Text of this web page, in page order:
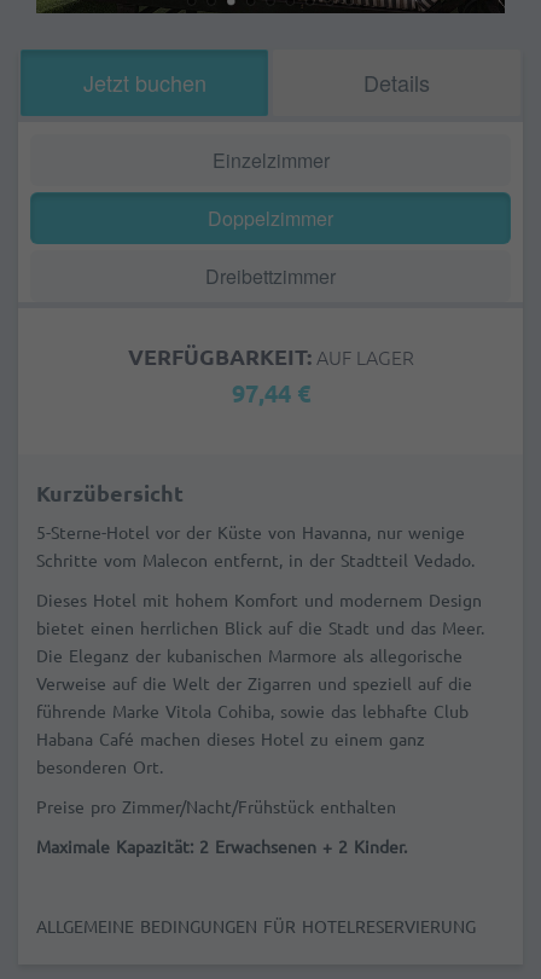
Jetzt buchen Details
Einzelzimmer
Doppelzimmer
Dreibettzimmer
VERFÜGBARKEIT:AUF LAGER
97,44 €
Kurzübersicht
5-Sterne-Hotel vor der Küste von Havanna, nur wenige
Schritte vom Malecon entfernt, in der Stadtteil Vedado.
Dieses Hotel mit hohem Komfort und modernem Design
bietet einen herrlichen Blick auf die Stadt und das Meer.
Die Eleganz der kubanischen Marmore als allegorische
Verweise auf die Welt der Zigarren und speziell auf die
führende Marke Vitola Cohiba, sowie das lebhafte Club
Habana Café machen dieses Hotel zu einem ganz
besonderen Ort.
Preise pro Zimmer/Nacht/Frühstück enthalten
Maximale Kapazität: 2 Erwachsenen + 2 Kinder.
ALLGEMEINE BEDINGUNGEN FÜR HOTELRESERVIERUNG